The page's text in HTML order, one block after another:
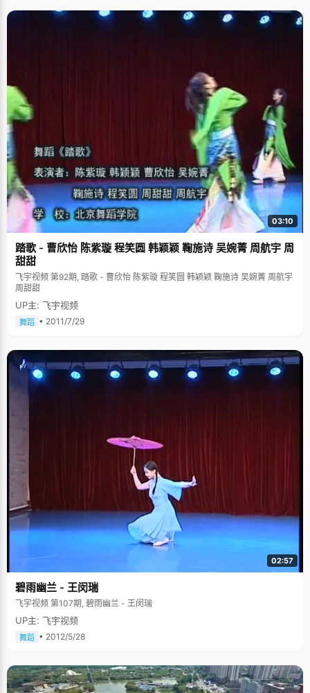
03:10
踏歌 - 曹欣怡 陈紫璇 程笑圆 韩颖颖 鞠施诗 吴婉菁 周航宇 周
甜甜
飞宇视频 第92期, 踏歌 - 曹欣怡 陈紫璇 程笑圆 韩颖颖 鞠施诗 吴婉菁 周航宇
周甜甜
UP主: 飞宇视频
舞蹈 • 2011/7/29
02:57
碧雨幽兰 - 王闵瑞
飞宇视频 第107期, 碧雨幽兰 - 王闵瑞
UP主: 飞宇视频
舞蹈 • 2012/5/28